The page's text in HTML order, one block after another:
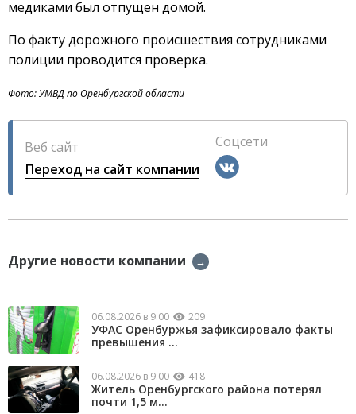
медиками был отпущен домой.
По факту дорожного происшествия сотрудниками
полиции проводится проверка.
Фото: УМВД по Оренбургской области
Веб сайт
Переход на сайт компании
Соцсети
Другие новости компании →
06.08.2026 в 9:00 209
УФАС Оренбуржья зафиксировало факты
превышения ...
06.08.2026 в 9:00 418
Житель Оренбургского района потерял
почти 1,5 м...